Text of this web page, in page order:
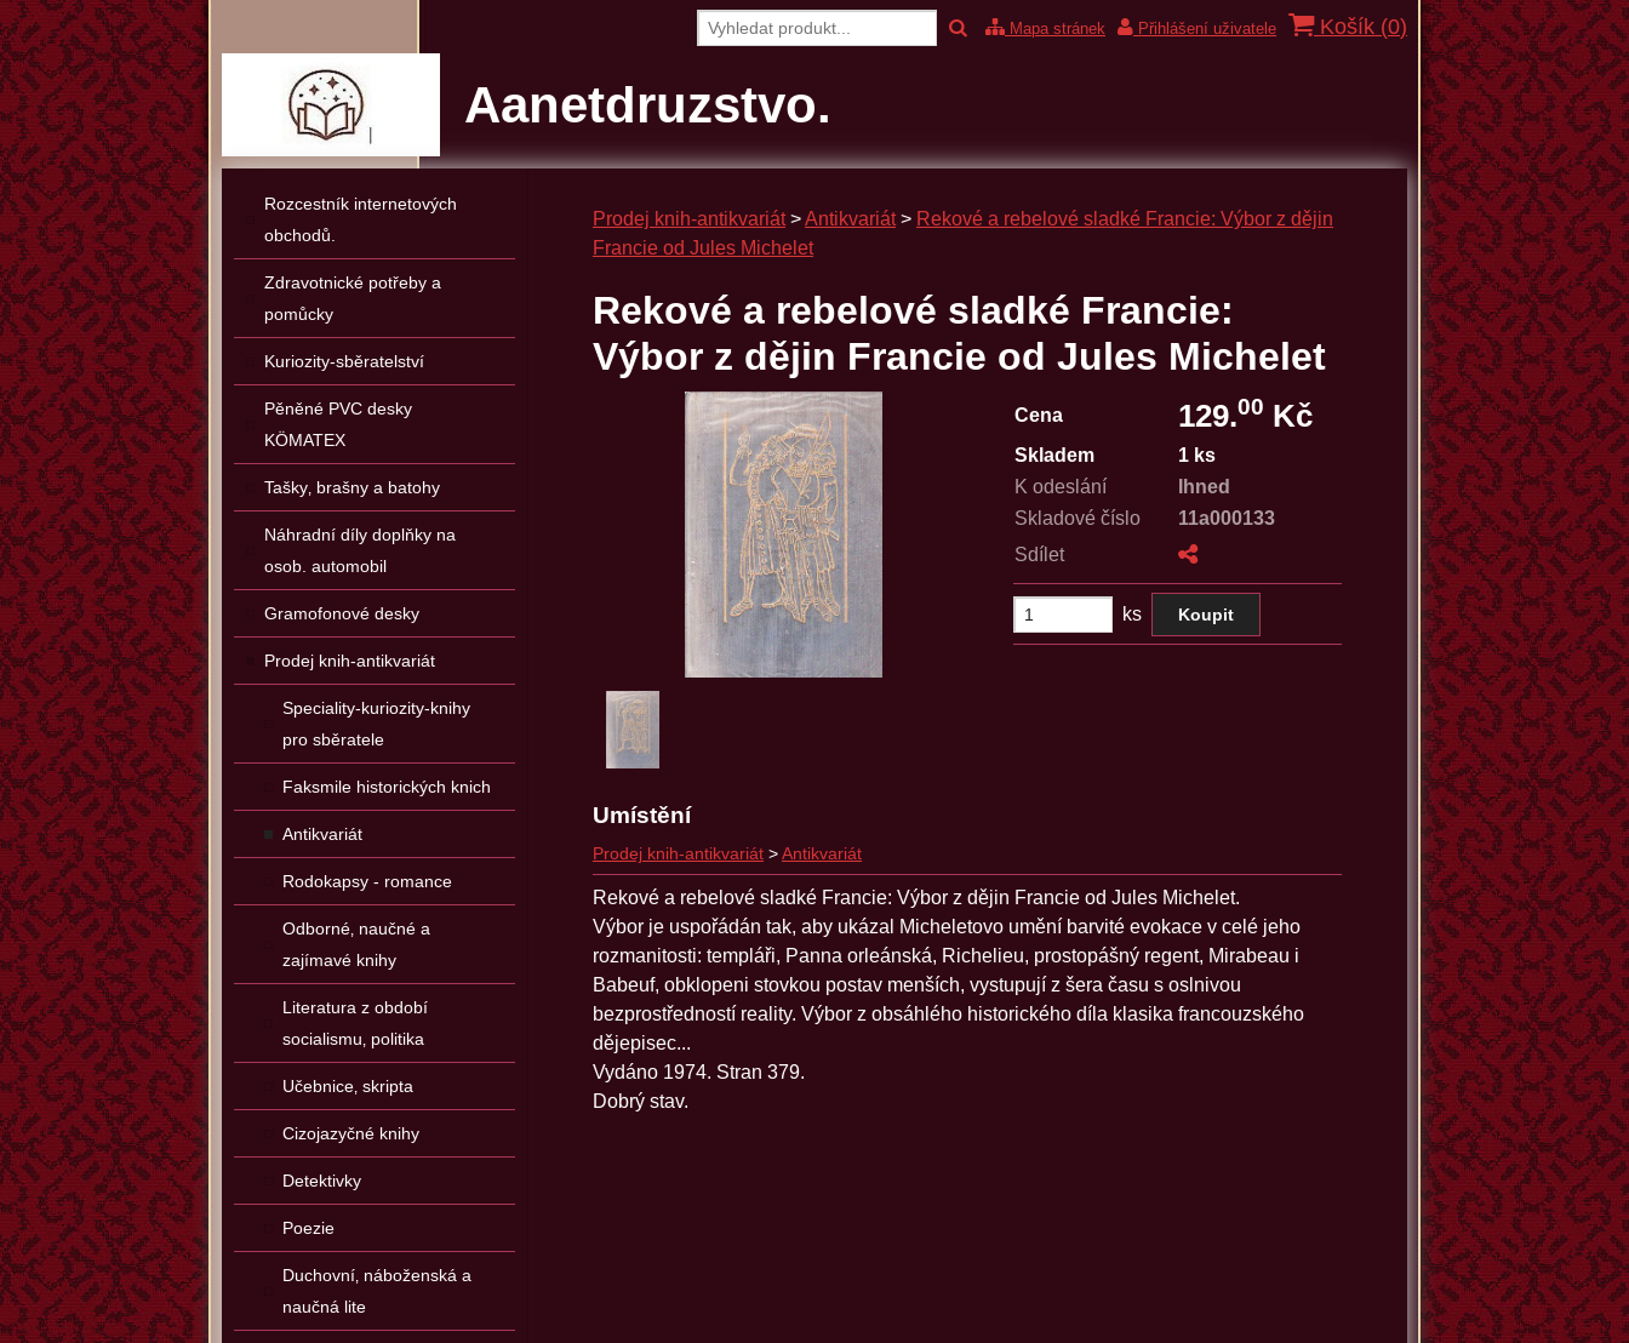
Mapa stránek Přihlášení uživatele Košík (0)
Aanetdruzstvo.
Prodej knih-antikvariát >Antikvariát > Rekové a rebelové sladké Francie: Výbor z dějin
Francie od Jules Michelet
Rekové a rebelové sladké Francie:
Výbor z dějin Francie od Jules Michelet
Cena 129.00 Kč
Skladem
1 ks
K odeslání
Ihned
Skladové číslo
11a000133
Sdílet
ks
Umístění
Prodej knih-antikvariát > Antikvariát
Rekové a rebelové sladké Francie: Výbor z dějin Francie od Jules Michelet.
Výbor je uspořádán tak, aby ukázal Micheletovo umění barvité evokace v celé jeho
rozmanitosti: templáři, Panna orleánská, Richelieu, prostopášný regent, Mirabeau i
Babeuf, obklopeni stovkou postav menších, vystupují z šera času s oslnivou
bezprostředností reality. Výbor z obsáhlého historického díla klasika francouzského
dějepisec...
Vydáno 1974. Stran 379.
Dobrý stav.
Rozcestník internetových
obchodů.
Zdravotnické potřeby a
pomůcky
Kuriozity-sběratelství
Pěněné PVC desky
KÖMATEX
Tašky‚ brašny a batohy
Náhradní díly doplňky na
osob. automobil
Gramofonové desky
Prodej knih-antikvariát
Speciality-kuriozity-knihy
pro sběratele
Faksmile historických knich
Antikvariát
Rodokapsy - romance
Odborné‚ naučné a
zajímavé knihy
Literatura z období
socialismu‚ politika
Učebnice‚ skripta
Cizojazyčné knihy
Detektivky
Poezie
Duchovní‚ náboženská a
naučná lite